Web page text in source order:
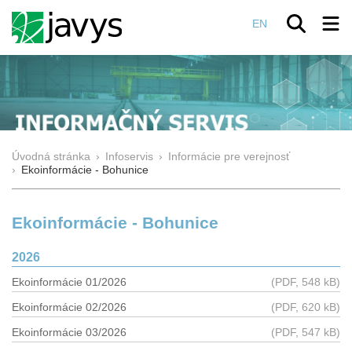
EN
Úvodná stránka › Infoservis › Informácie pre verejnosť
› Ekoinformácie - Bohunice
Ekoinformácie - Bohunice
2026
Ekoinformácie 01/2026 (PDF, 548 kB)
Ekoinformácie 02/2026 (PDF, 620 kB)
Ekoinformácie 03/2026 (PDF, 547 kB)